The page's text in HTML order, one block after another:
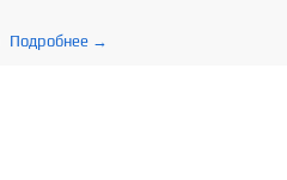
Подробнее →